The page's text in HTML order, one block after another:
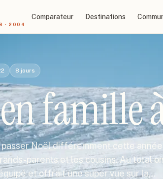
· 2004
Comparateur Destinations
8 jours
famille
passer Noël différemment cette
parents et les cousins. Au total
et offrait une super vue sur la…